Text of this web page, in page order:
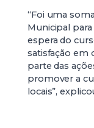
“Foi uma
Municipal
espera do
satisfação em
parte das
promover a
locais”,